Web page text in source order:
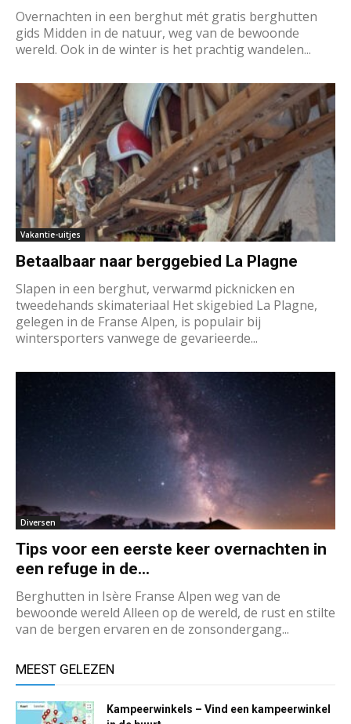
Overnachten in een berghut mét gratis berghutten
gids Midden in de natuur, weg van de bewoonde
wereld. Ook in de winter is het prachtig wandelen...
Vakantie-uitjes
Betaalbaar naar berggebied La Plagne
Slapen in een berghut, verwarmd picknicken en
tweedehands skimateriaal Het skigebied La Plagne,
gelegen in de Franse Alpen, is populair bij
wintersporters vanwege de gevarieerde...
Diversen
Tips voor een eerste keer overnachten in
een refuge in de...
Berghutten in Isère Franse Alpen weg van de
bewoonde wereld Alleen op de wereld, de rust en stilte
van de bergen ervaren en de zonsondergang...
MEEST GELEZEN
Kampeerwinkels – Vind een kampeerwinkel